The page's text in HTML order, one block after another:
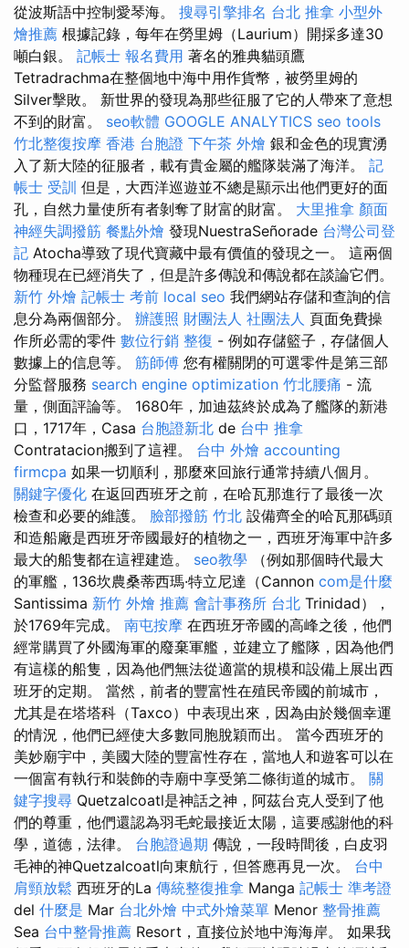
從波斯語中控制愛琴海。 搜尋引擎排名 台北 推拿 小型外
燴推薦 根據記錄，每年在勞里姆（Laurium）開採多達30
噸白銀。 記帳士 報名費用 著名的雅典貓頭鷹
Tetradrachma在整個地中海中用作貨幣，被勞里姆的
Silver擊敗。 新世界的發現為那些征服了它的人帶來了意想
不到的財富。 seo軟體 GOOGLE ANALYTICS seo tools
竹北整復按摩 香港 台胞證 下午茶 外燴 銀和金色的現實湧
入了新大陸的征服者，載有貴金屬的艦隊裝滿了海洋。 記
帳士 受訓 但是，大西洋巡遊並不總是顯示出他們更好的面
孔，自然力量使所有者剝奪了財富的財富。 大里推拿 顏面
神經失調撥筋 餐點外燴 發現NuestraSeñorade 台灣公司登
記 Atocha導致了現代寶藏中最有價值的發現之一。 這兩個
物種現在已經消失了，但是許多傳說和傳說都在談論它們。
新竹 外燴 記帳士 考前 local seo 我們網站存儲和查詢的信
息分為兩個部分。 辦護照 財團法人 社團法人 頁面免費操
作所必需的零件 數位行銷 整復 - 例如存儲籃子，存儲個人
數據上的信息等。 筋師傅 您有權關閉的可選零件是第三部
分監督服務 search engine optimization 竹北腰痛 - 流
量，側面評論等。 1680年，加迪茲終於成為了艦隊的新港
口，1717年，Casa 台胞證新北 de 台中 推拿
Contratacion搬到了這裡。 台中 外燴 accounting
firmcpa 如果一切順利，那麼來回旅行通常持續八個月。
關鍵字優化 在返回西班牙之前，在哈瓦那進行了最後一次
檢查和必要的維護。 臉部撥筋 竹北 設備齊全的哈瓦那碼頭
和造船廠是西班牙帝國最好的植物之一，西班牙海軍中許多
最大的船隻都在這裡建造。 seo教學 （例如那個時代最大
的軍艦，136坎農桑蒂西瑪·特立尼達（Cannon com是什麼
Santissima 新竹 外燴 推薦 會計事務所 台北 Trinidad），
於1769年完成。 南屯按摩 在西班牙帝國的高峰之後，他們
經常購買了外國海軍的廢棄軍艦，並建立了艦隊，因為他們
有這樣的船隻，因為他們無法從適當的規模和設備上展出西
班牙的定期。 當然，前者的豐富性在殖民帝國的前城市，
尤其是在塔塔科（Taxco）中表現出來，因為由於幾個幸運
的情況，他們已經使大多數同胞脫穎而出。 當今西班牙的
美妙廟宇中，美國大陸的豐富性存在，當地人和遊客可以在
一個富有執行和裝飾的寺廟中享受第二條街道的城市。 關
鍵字搜尋 Quetzalcoatl是神話之神，阿茲台克人受到了他
們的尊重，他們還認為羽毛蛇最接近太陽，這要感謝他的科
學，道德，法律。 台胞證過期 傳說，一段時間後，白皮羽
毛神的神Quetzalcoatl向東航行，但答應再見一次。 台中
肩頸放鬆 西班牙的La 傳統整復推拿 Manga 記帳士 準考證
del 什麼是 Mar 台北外燴 中式外燴菜單 Menor 整骨推薦
Sea 台中整骨推薦 Resort，直接位於地中海海岸。 如果我